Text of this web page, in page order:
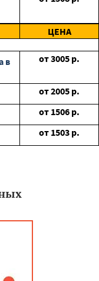
ЦЕНА
в
от3005 р.
от2005 р.
от 1506 р.
от 1503 р.